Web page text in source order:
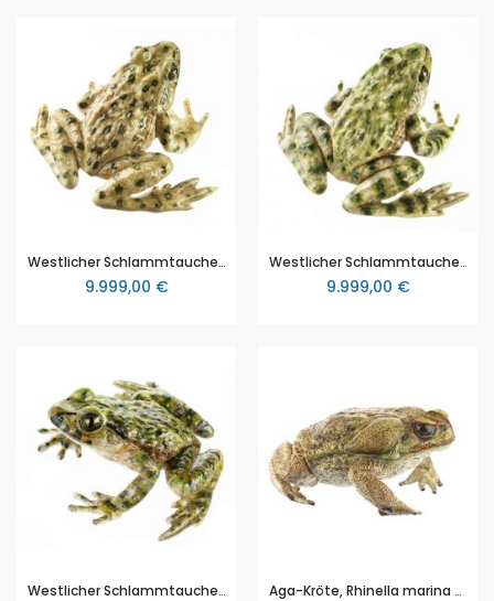
Westlicher Schlammtaucher, Pelodytes punctatus, von SOMSO® (ZoS 1012/1), in natürlicher Größe, aus SOMSO-Plast®
9.999,00 €
Westlicher Schlammtaucher, Weibchen, Pelodytes punctatus, von SOMSO® (ZoS 1012/2), in natürlicher Größe, aus SOMSO-Plast®
9.999,00 €
Westlicher Schlammtaucher, Weibchen, Pelodytes punctatus, von SOMSO® (ZoS 1012/3), in natürlicher Größe, aus SOMSO-Plast® Aga-Kröte, Rhinella marina (Synonym: Bufo marinus), von SOMSO® (ZoS 1223), in natürlicher Größe, aus SOMSO-Plast®